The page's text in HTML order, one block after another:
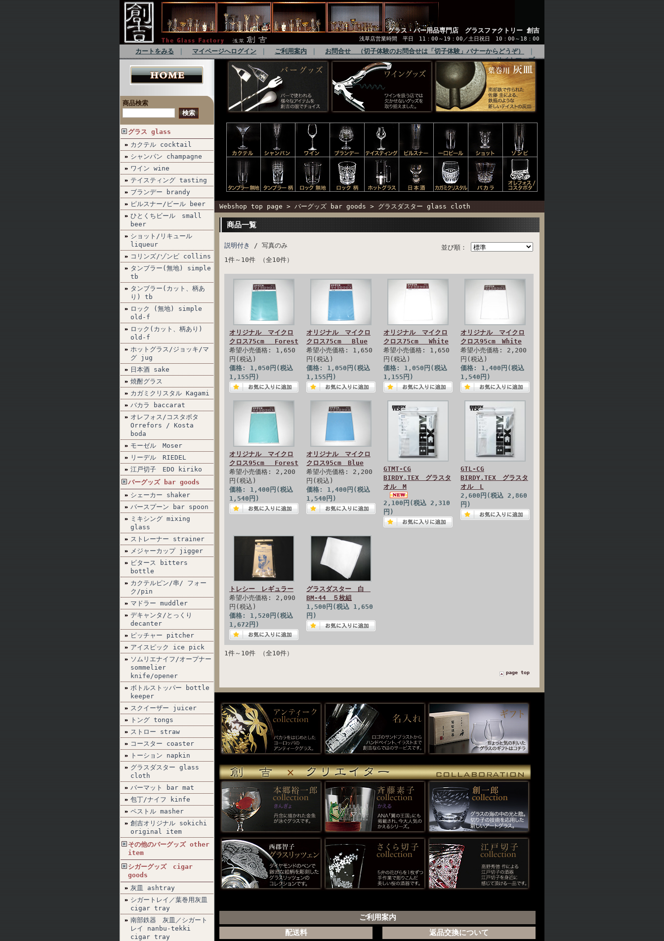
グラス・バー用品専門店 グラスファクトリー 創吉
浅草店営業時間 平日 11：00～19：00／土日祝日 10：00～18：00
カートをみる マイページへログイン ご利用案内 お問合せ （切子体験のお問合せは「切子体験」バナーからどうぞ）
サイトマップ
商品検索
グラス glass
カクテル cocktail
シャンパン champagne
ワイン wine
テイスティング tasting
ブランデー brandy
ピルスナー/ビール beer
ひとくちビール small
beer
ショット/リキュール
liqueur
コリンズ/ゾンビ collins
タンブラー(無地) simple
tb
タンブラー(カット、柄あ
り) tb
ロック (無地) simple
old-f
ロック(カット、柄あり)
old-f
ホットグラス/ジョッキ/マ
グ jug
日本酒 sake
焼酎グラス
カガミクリスタル Kagami
バカラ baccarat
オレフォス/コスタボタ
Orrefors / Kosta
boda
モーゼル Moser
リーデル RIEDEL
江戸切子 EDO kiriko
バーグッズ bar goods
シェーカー shaker
バースプーン bar spoon
ミキシング mixing
glass
ストレーナー strainer
メジャーカップ jigger
ビタース bitters
bottle
カクテルピン/串/ フォー
ク/pin
マドラー muddler
デキャンタ/とっくり
decanter
ピッチャー pitcher
アイスピック ice pick
ソムリエナイフ/オープナー
sommelier
knife/opener
ボトルストッパー bottle
keeper
スクイーザー juicer
トング tongs
ストロー straw
コースター coaster
トーション napkin
グラスダスター glass
cloth
バーマット bar mat
包丁/ナイフ kinfe
ペストル masher
創吉オリジナル sokichi
original item
その他のバーグッズ other
item
シガーグッズ cigar
goods
灰皿 ashtray
シガートレイ／葉巻用灰皿
cigar tray
南部鉄器 灰皿／シガート
レイ nanbu-tekki
cigar tray
Webshop top page > バーグッズ bar goods > グラスダスター glass cloth
商品一覧
並び順：
説明付き
/ 写真のみ
1件～10件 （全10件）
オリジナル マイクロ
クロス75cm Forest
希望小売価格: 1,650
円(税込)
価格: 1,050円(税込
1,155円)
オリジナル マイクロ
クロス75cm Blue
希望小売価格: 1,650
円(税込)
価格: 1,050円(税込
1,155円)
オリジナル マイクロ
クロス75cm White
希望小売価格: 1,650
円(税込)
価格: 1,050円(税込
1,155円)
オリジナル マイクロ
クロス95cm White
希望小売価格: 2,200
円(税込)
価格: 1,400円(税込
1,540円)
オリジナル マイクロ
クロス95cm Forest
希望小売価格: 2,200
円(税込)
価格: 1,400円(税込
1,540円)
オリジナル マイクロ
クロス95cm Blue
希望小売価格: 2,200
円(税込)
価格: 1,400円(税込
1,540円)
GTMT-CG
BIRDY.TEX グラスタ
オル M
2,100円(税込 2,310
円)
GTL-CG
BIRDY.TEX グラスタ
オル L
2,600円(税込 2,860
円)
トレシー レギュラー
希望小売価格: 2,090
円(税込)
価格: 1,520円(税込
1,672円)
グラスダスター 白
BM-44 ５枚組
1,500円(税込 1,650
円)
1件～10件 （全10件）
page top
ご利用案内
配送料
返品交換について